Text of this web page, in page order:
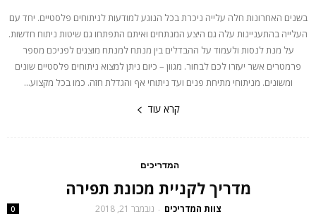
בשנים האחרונות חלה עלייה ניכרת בכל הנוגע למודעות לניתוחים פלסטיים. יחד עם
העלייה בהתעניינות עלה גם היצע המנתחים ואיתם התפתחו גם שיטות ניתוח חדשות.
על מנת לנסות ולעמוד על ההבדלים בין מנתח למנתח מוצגים לפניכם מספר
פרמטרים אשר יעזרו לכם לבחור. מגוון – כיום ניתן למצוא ניתוחים פלסטיים שונים
ומשונים. מניתוחי מתיחת פנים ועד ניתוחי אף והגדלת חזה. כמו בכל מקצוע...
קרא עוד
המדריכים
מדריך לקניית מכונת תפירה
צוות המדריכים - נובמבר 21, 2018 0